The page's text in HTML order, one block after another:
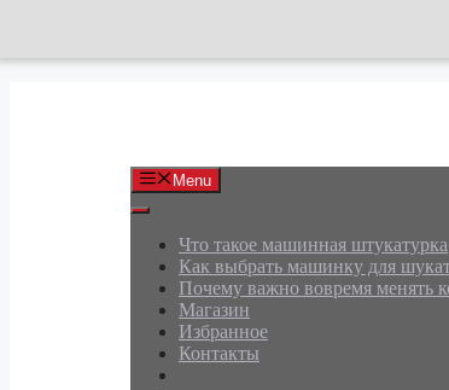
Menu
Что такое машинная штукатурка
Как выбрать машинку для
Почему важно вовремя менять
Магазин
Избранное
Контакты